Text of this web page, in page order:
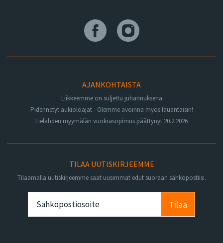
AJANKOHTAISTA
Liikkeemme on suljettu juhannuksena
Pidennetyt aukioloajat - Olemme avoinna myös lauantaisin!
Lielahden myymälän vuokrasopimus päättynyt 20.2.2026
TILAA UUTISKIRJEEMME
Tilaamalla uutiskirjeemme saat uusimmat edut suoraan sähköpostiisi.
Tilaa